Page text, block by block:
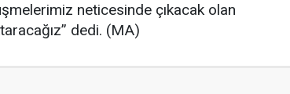
neticesinde çıkacak olan
dedi. (MA)